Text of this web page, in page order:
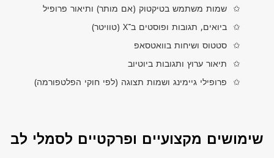
שמות משתמש בטיקטוק (אם מותר) ותיאור פרופיל
ביואים, תגובות ופוסטים ב־X (טוויטר)
סטטוס ושיחות בוואטסאפ
תיאור ערוץ ותגובות ביוטיוב
פרופילי גיימינג ושמות תצוגה (לפי חוקי הפלטפורמה)
שימושים מקצועיים ופרקטיים לסמלי לב